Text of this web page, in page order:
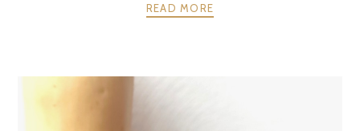
READ MORE